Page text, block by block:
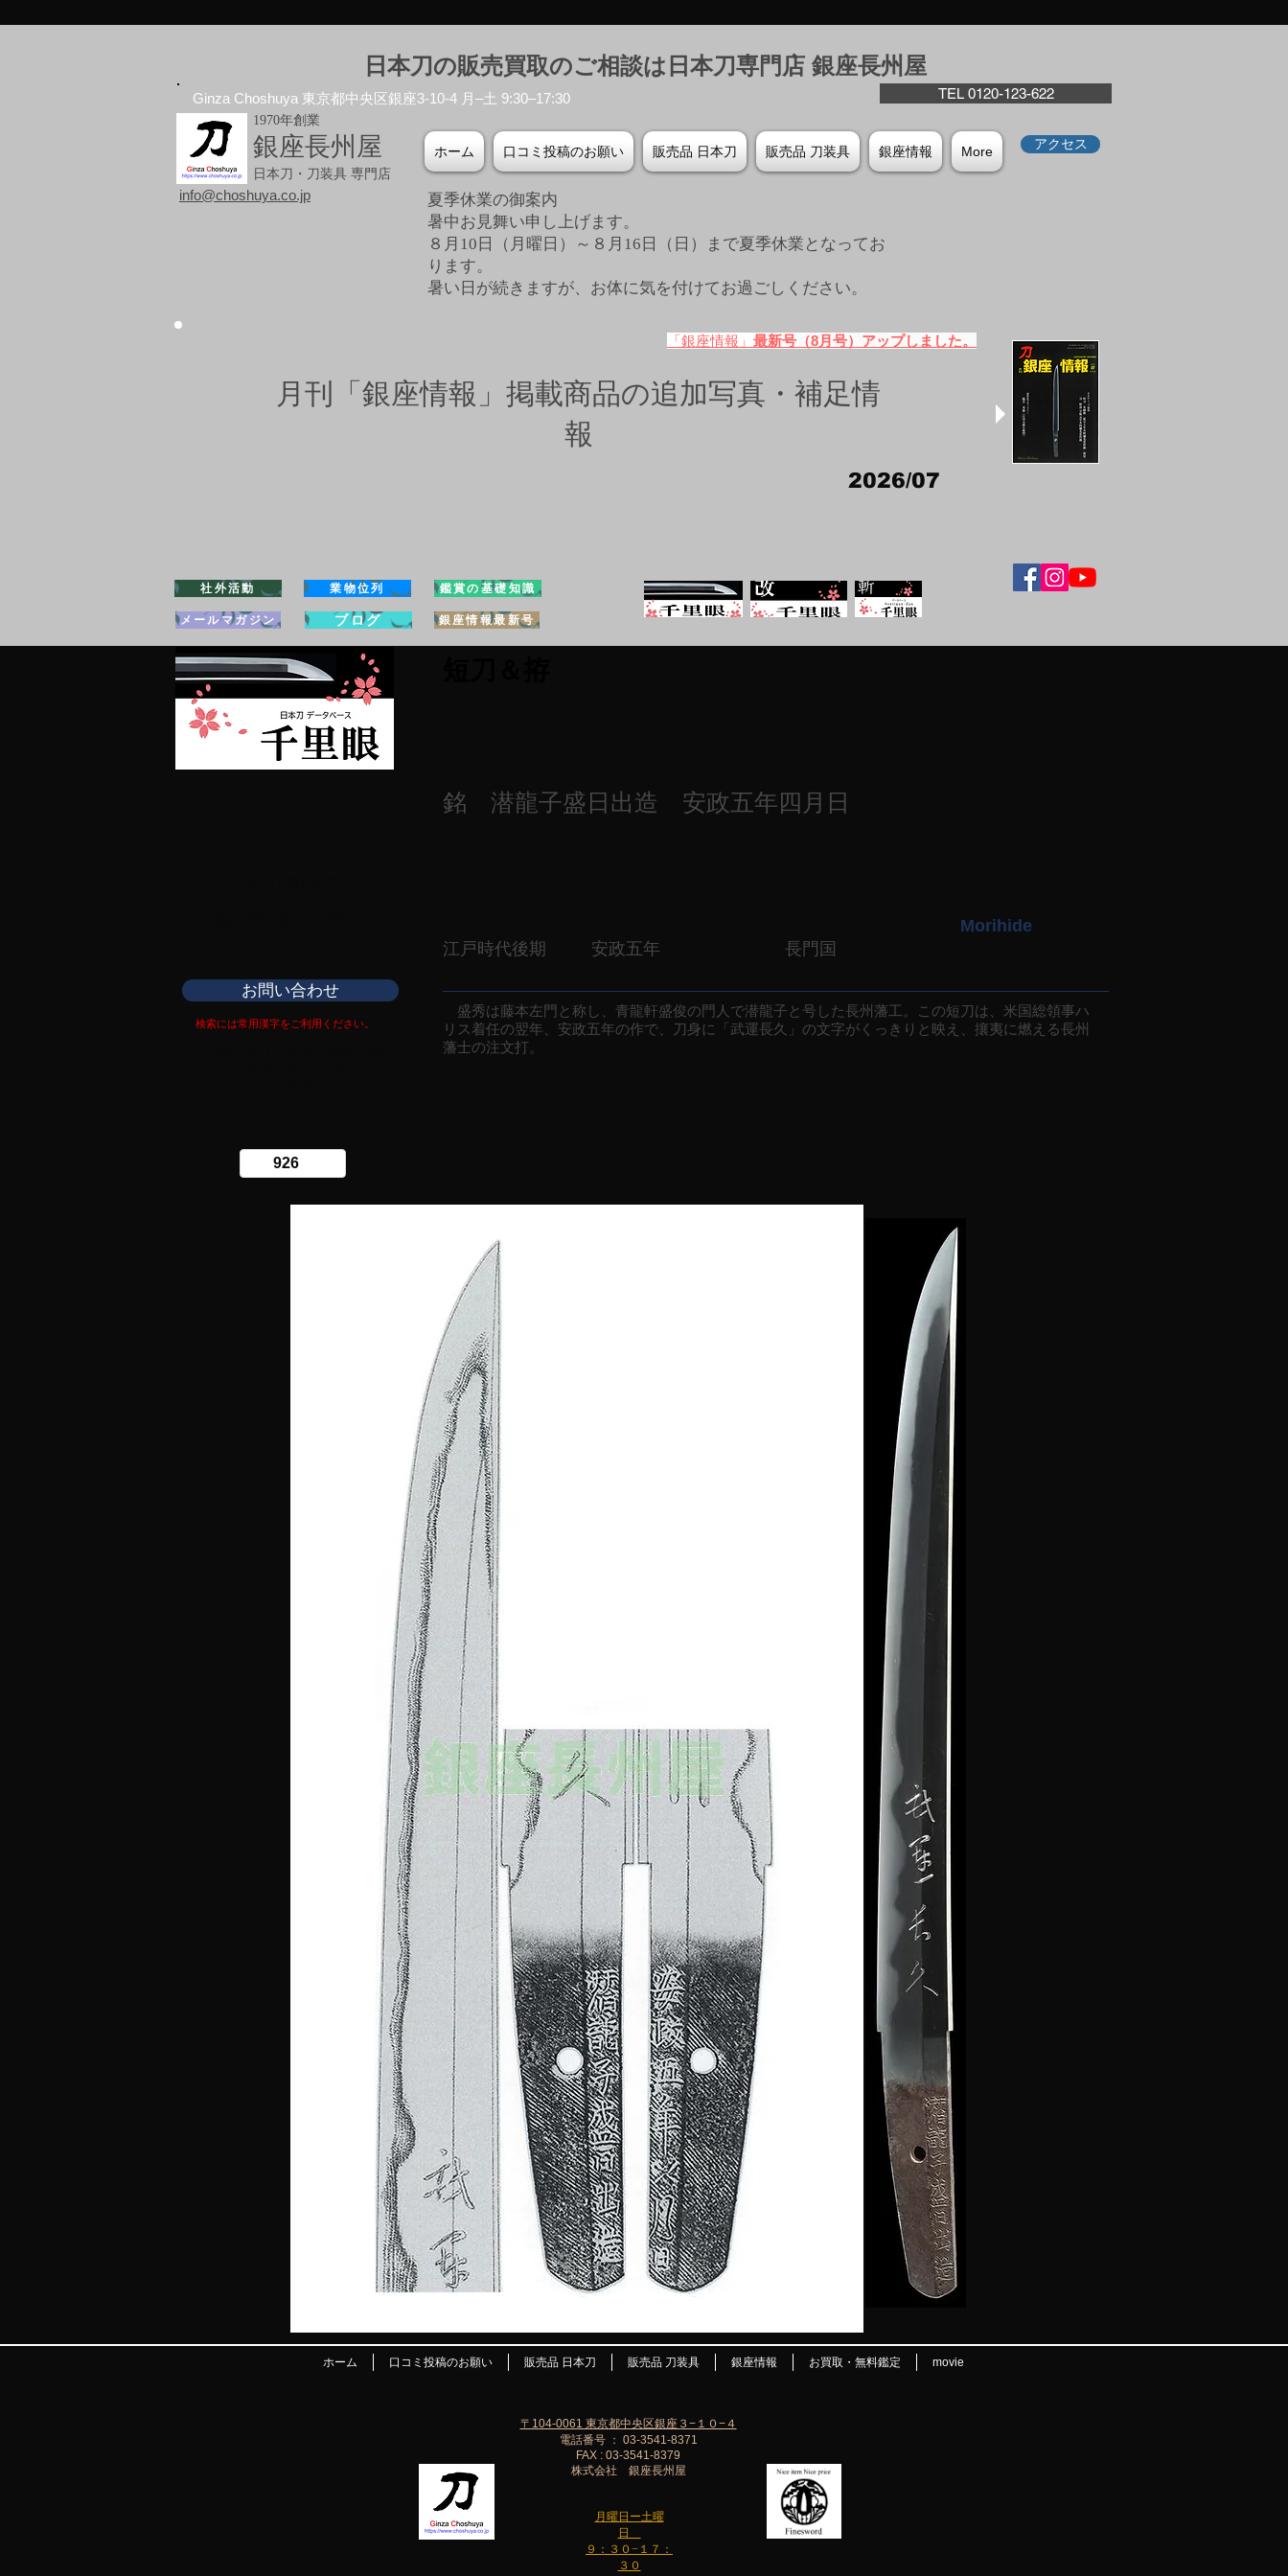
日本刀の販売買取のご相談は日本刀専門店 銀座⻑州屋
TEL 0120-123-622
Ginza Choshuya 東京都中央区銀座3-10-4 月–土 9:30–17:30
1970年創業
銀座長州屋
日本刀・刀装具 専門店
ホーム 口コミ投稿のお願い 販売品 日本刀 販売品 刀装具 銀座情報 More アクセス
info@choshuya.co.jp
夏季休業の御案内
暑中お見舞い申し上げます。
８月10日（月曜日）～８月16日（日）まで夏季休業となってお
ります。
​暑い日が続きますが、お体に気を付けてお過ごしください。
「銀座情報」 最新号（8月号）アップしました。
月刊「銀座情報」掲載商品の追加写真・補足情
報
2026/07
社外活動 業物位列 鑑賞の基礎知識
メールマガジン ブログ 銀座情報最新号
銘 潜龍子盛日出造 安政五年四月日
江戸時代後期 安政五年 長門国
Morihide
お問い合わせ
検索には常用漢字をご利用ください。
盛秀は藤本左門と称し、青龍軒盛俊の門人で潜龍子と号した長州藩工。この短刀は、米国総領事ハ
リス着任の翌年、安政五年の作で、刀身に「武運長久」の文字がくっきりと映え、攘夷に燃える長州
藩士の注文打。
ホーム 口コミ投稿のお願い 販売品 日本刀 販売品 刀装具 銀座情報 お買取・無料鑑定 movie
月曜日ー土曜
日
９：３０−１７：
３０
〒104-0061 東京都中央区銀座３−１０−４
電話番号 ： 03-3541-8371
FAX : 03-3541-8379
株式会社 銀座長州屋